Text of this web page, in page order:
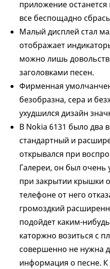
приложение
все беспощадно
Малый дисплей стал
отображает
можно лишь
заголовками песен.
Фирменная
безобразна, сера и
ухудшился дизайн
В Nokia 6131 было два
стандартный и
открывался при
Галереи, он был
при закрытии крышки
телефоне от него
громоздкий
подойдет каким-
каторжно возиться с
совершенно не нужна
информация о песне. К